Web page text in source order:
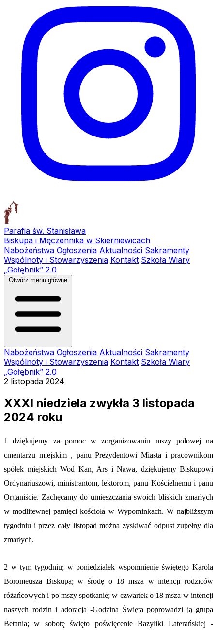
Parafia św. Stanisława
Biskupa i Męczennika w Skierniewicach
Nabożeństwa Ogłoszenia Aktualności Sakramenty
Wspólnoty i Stowarzyszenia Kontakt Szkoła Wiary
„Gołębnik” 2.0
Otwórz menu główne
Nabożeństwa Ogłoszenia Aktualności Sakramenty
Wspólnoty i Stowarzyszenia Kontakt Szkoła Wiary
„Gołębnik” 2.0
2 listopada 2024
XXXI niedziela zwykła 3 listopada
2024 roku
1 dziękujemy za pomoc w zorganizowaniu mszy polowej na
cmentarzu miejskim , panu Prezydentowi Miasta i pracownikom
spółek miejskich Wod Kan, Ars i Nawa, dziękujemy Biskupowi
Ordynariuszowi, ministrantom, lektorom, panu Kościelnemu i panu
Organiście. Zachęcamy do umieszczania swoich bliskich zmarłych
w modlitewnej pamięci kościoła w Wypominkach. W najbliższym
tygodniu i przez cały listopad można zyskiwać odpust zupełny dla
zmarłych.
2 w tym tygodniu; w poniedziałek wspomnienie świętego Karola
Boromeusza Biskupa; w środę o 18 msza w intencji rodziców
różańcowych i po mszy spotkanie; w czwartek o 18 msza w intencji
naszych rodzin i adoracja -Godzina Święta poprowadzi ją grupa
Betania; w sobotę święto poświęcenie Bazyliki Laterańskiej -